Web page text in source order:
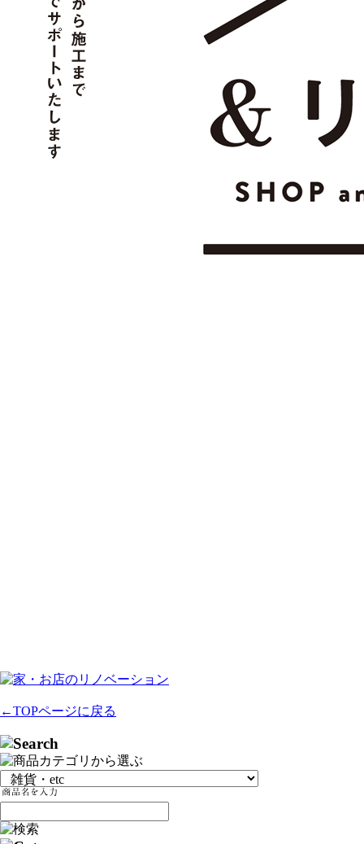
←TOPページに戻る